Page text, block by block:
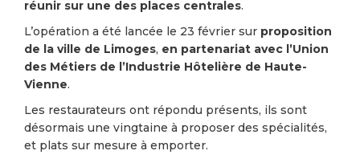
réunir sur une des places centrales.
L’opération a été lancée le 23 février sur proposition
de la ville de Limoges, en partenariat avec l’Union
des Métiers de l’Industrie Hôtelière de Haute-
Vienne.
Les restaurateurs ont répondu présents, ils sont
désormais une vingtaine à proposer des spécialités,
et plats sur mesure à emporter.